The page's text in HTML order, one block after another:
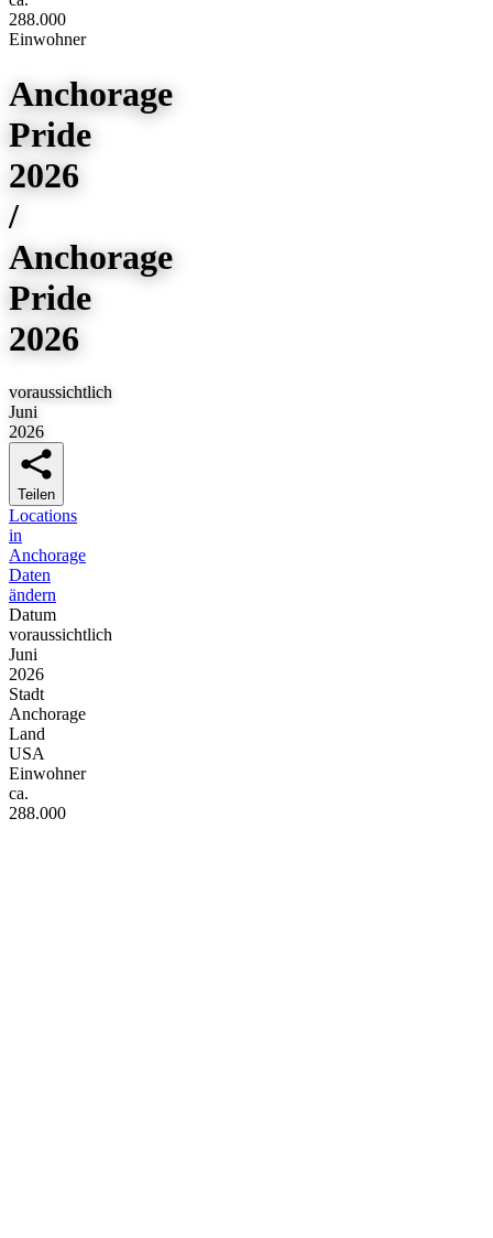
288.000
Einwohner
Anchorage
Pride
2026
/
Anchorage
Pride
2026
voraussichtlich
Juni
2026
Teilen
Locations
in
Anchorage
Daten
ändern
Datum
voraussichtlich
Juni
2026
Stadt
Anchorage
Land
USA
Einwohner
ca.
288.000